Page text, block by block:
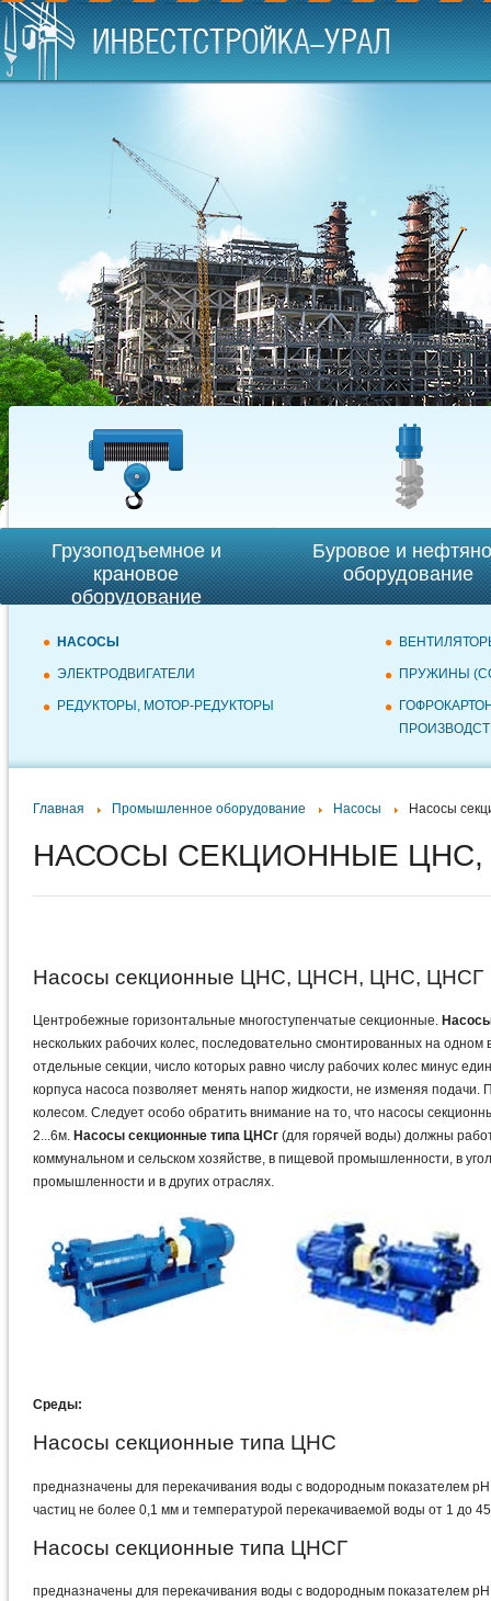
Грузоподъемное и
крановое
оборудование
Буровое и
оборудование
НАСОСЫ
ЭЛЕКТРОДВИГАТЕЛИ
РЕДУКТОРЫ, МОТОР-РЕДУКТОРЫ
ПРУЖИНЫ
Главная Промышленное оборудование Насосы Насосы
НАСОСЫ СЕКЦИОННЫЕ ЦНС,
Насосы секционные ЦНС, ЦНСН, ЦНС, ЦНСГ
Центробежные горизонтальные многоступенчатые секционные.
нескольких рабочих колес, последовательно смонтированных на одном
отдельные секции, число которых равно числу рабочих колес минус
корпуса насоса позволяет менять напор жидкости, не изменяя
колесом. Следует особо обратить внимание на то, что насосы
2...6м. Насосы секционные типа ЦНСг (для горячей воды) должны
коммунальном и сельском хозяйстве, в пищевой промышленности, в
промышленности и в других отраслях.
Среды:
Насосы секционные типа ЦНС
предназначены для перекачивания воды с водородным показателем
частиц не более 0,1 мм и температурой перекачиваемой воды от 1 до 45
Насосы секционные типа ЦНСГ
предназначены для перекачивания воды с водородным показателем